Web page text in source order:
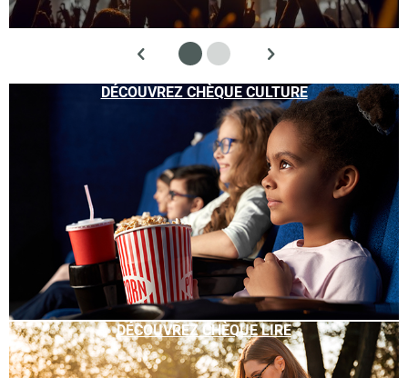
DÉCOUVREZ CHÈQUE CULTURE
DÉCOUVREZ CHÈQUE LIRE